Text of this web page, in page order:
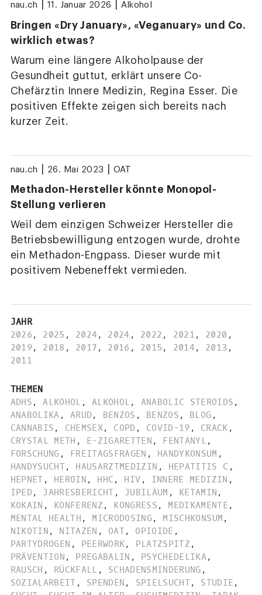
nau.ch 11. Januar 2026 Alkohol
Bringen «Dry January», «Veganuary» und Co.
wirklich etwas?
Warum eine längere Alkoholpause der
Gesundheit guttut, erklärt unsere Co-
Chefärztin Innere Medizin, Regina Esser. Die
positiven Effekte zeigen sich bereits nach
kurzer Zeit.
nau.ch 26. Mai 2023 OAT
Methadon-Hersteller könnte Monopol-
Stellung verlieren
Weil dem einzigen Schweizer Hersteller die
Betriebsbewilligung entzogen wurde, drohte
ein Methadon-Engpass. Dieser wurde mit
positivem Nebeneffekt vermieden.
JAHR
2026 , 2025 , 2024, 2024 , 2022 , 2021 , 2020 ,
2019, 2018 , 2017 , 2016 , 2015 , 2014, 2013 ,
2011
THEMEN
ADHS , ALKOHOL , ALKOHOL , ANABOLIC STEROIDS ,
ANABOLIKA , ARUD , BENZOS , BENZOS , BLOG ,
CANNABIS , CHEMSEX , COPD , COVID-19 , CRACK ,
CRYSTAL METH , E-ZIGARETTEN , FENTANYL ,
FORSCHUNG , FREITAGSFRAGEN , HANDYKONSUM ,
HANDYSUCHT, HAUSARZTMEDIZIN , HEPATITIS C ,
HEPNET , HEROIN , HHC , HIV , INNERE MEDIZIN ,
IPED , JAHRESBERICHT , JUBILÄUM , KETAMIN ,
KOKAIN , KONFERENZ , KONGRESS , MEDIKAMENTE ,
MENTAL HEALTH , MICRODOSING, MISCHKONSUM ,
NIKOTIN , NITAZEN , OAT, OPIOIDE ,
PARTYDROGEN , PEERWORK, PLATZSPITZ ,
PRÄVENTION , PREGABALIN , PSYCHEDELIKA,
RAUSCH , RÜCKFALL , SCHADENSMINDERUNG ,
SOZIALARBEIT , SPENDEN , SPIELSUCHT, STUDIE ,